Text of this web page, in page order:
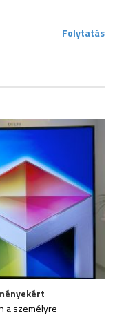
Folytatás
a személyre